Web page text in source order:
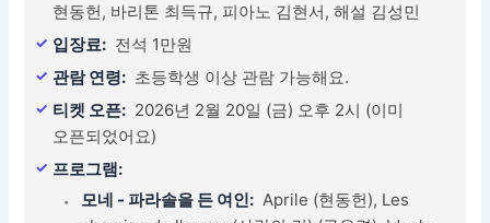
현동헌, 바리톤 최득규, 피아노 김현서, 해설 김성민
입장료: 전석 1만원
관람 연령: 초등학생 이상 관람 가능해요.
티켓 오픈: 2026년 2월 20일 (금) 오후 2시 (이미
오픈되었어요)
프로그램:
모네 - 파라솔을 든 여인: Aprile (현동헌), Les